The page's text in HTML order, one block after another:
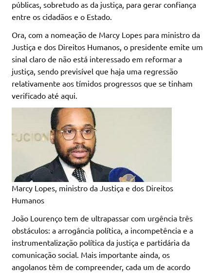
públicas, sobretudo as da justiça, para gerar confiança
entre os cidadãos e o Estado.
Ora, com a nomeação de Marcy Lopes para ministro da
Justiça e dos Direitos Humanos, o presidente emite um
sinal claro de não está interessado em reformar a
justiça, sendo previsível que haja uma regressão
relativamente aos tímidos progressos que se tinham
verificado até aqui.
Marcy Lopes, ministro da Justiça e dos Direitos
Humanos
João Lourenço tem de ultrapassar com urgência três
obstáculos: a arrogância política, a incompetência e a
instrumentalização política da justiça e partidária da
comunicação social. Mais importante ainda, os
angolanos têm de compreender, cada um de acordo